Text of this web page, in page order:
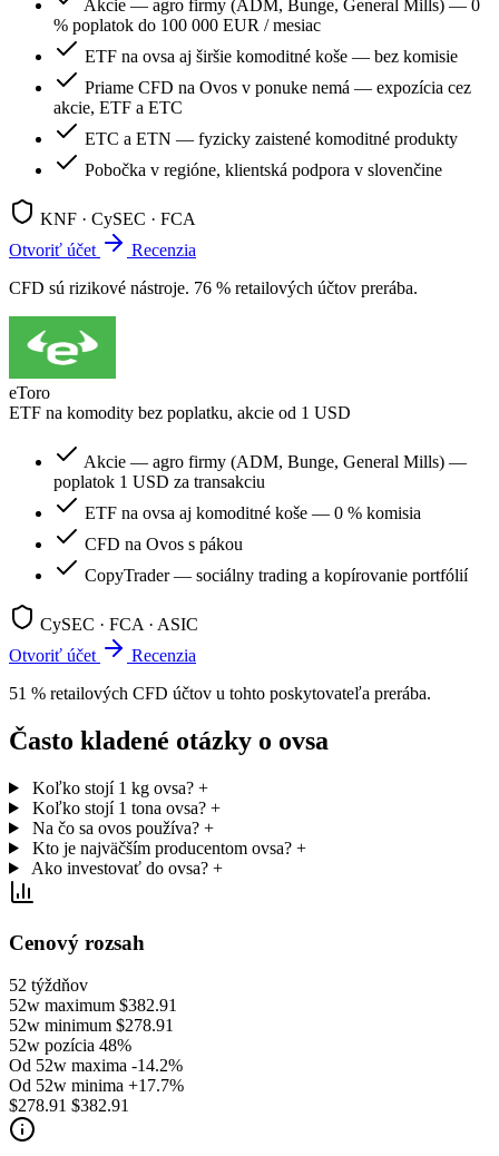
Akcie — agro firmy (ADM, Bunge, General Mills) — 0
% poplatok do 100 000 EUR / mesiac
ETF na ovsa aj širšie komoditné koše — bez komisie
Priame CFD na Ovos v ponuke nemá — expozícia cez
akcie, ETF a ETC
ETC a ETN — fyzicky zaistené komoditné produkty
Pobočka v regióne, klientská podpora v slovenčine
KNF · CySEC · FCA
Otvoriť účet
Recenzia
CFD sú rizikové nástroje. 76 % retailových účtov prerába.
eToro
ETF na komodity bez poplatku, akcie od 1 USD
Akcie — agro firmy (ADM, Bunge, General Mills) —
poplatok 1 USD za transakciu
ETF na ovsa aj komoditné koše — 0 % komisia
CFD na Ovos s pákou
CopyTrader — sociálny trading a kopírovanie portfólií
CySEC · FCA · ASIC
Otvoriť účet
Recenzia
51 % retailových CFD účtov u tohto poskytovateľa prerába.
Často kladené otázky o ovsa
Koľko stojí 1 kg ovsa? +
Koľko stojí 1 tona ovsa? +
Na čo sa ovos používa? +
Kto je najväčším producentom ovsa? +
Ako investovať do ovsa? +
Cenový rozsah
52 týždňov
52w maximum $382.91
52w minimum $278.91
52w pozícia 48%
Od 52w maxima -14.2%
Od 52w minima +17.7%
$278.91 $382.91